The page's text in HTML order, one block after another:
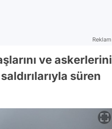
Reklam
ve askerlerini
süren